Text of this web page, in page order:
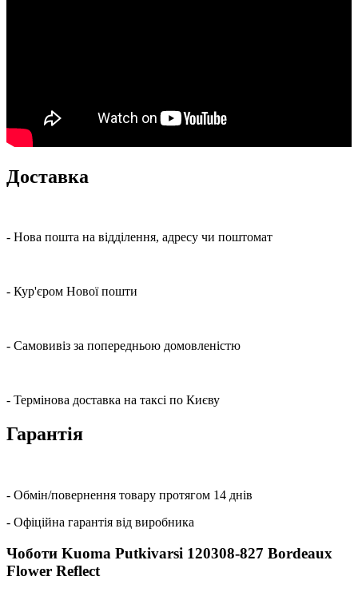
Доставка
- Нова пошта на відділення, адресу чи поштомат
- Кур'єром Нової пошти
- Самовивіз за попередньою домовленістю
- Термінова доставка на таксі по Києву
Гарантія
- Обмін/повернення товару протягом 14 днів
- Офіційна гарантія від виробника
Чоботи Kuoma Putkivarsi 120308-827 Bordeaux
Flower Reflect